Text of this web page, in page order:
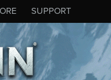
SUPPORT